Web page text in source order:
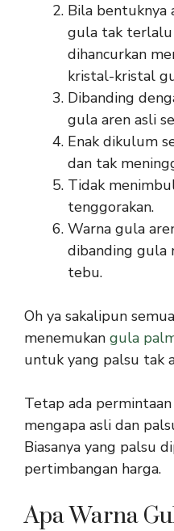
Bila bentuknya
gula tak terlalu
dihancurkan
kristal-kristal
Dibanding
gula aren asli
Enak dikulum
dan tak
Tidak
tenggorakan.
Warna gula
dibanding gula
tebu.
Oh ya sakalipun
menemukan gula
untuk yang palsu tak
Tetap ada
mengapa asli dan
Biasanya yang palsu
pertimbangan harga.
Apa Warna